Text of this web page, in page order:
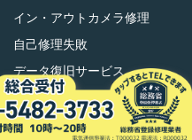
イン・アウトカメラ修理
自己修理失敗
データ復旧サービス